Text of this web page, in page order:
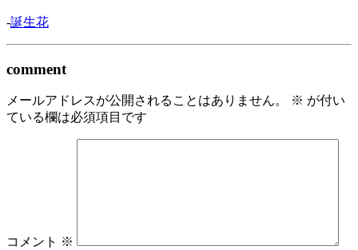
-誕生花
comment
メールアドレスが公開されることはありません。 ※ が付い
ている欄は必須項目です
コメント ※